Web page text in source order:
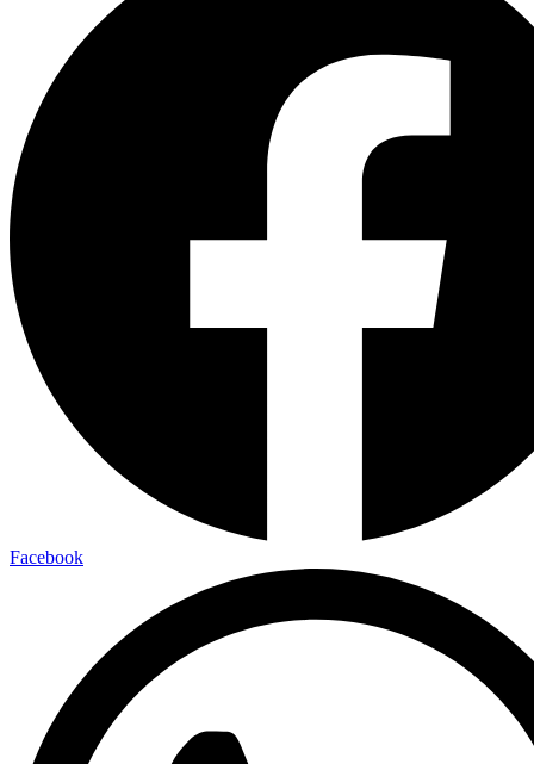
Facebook